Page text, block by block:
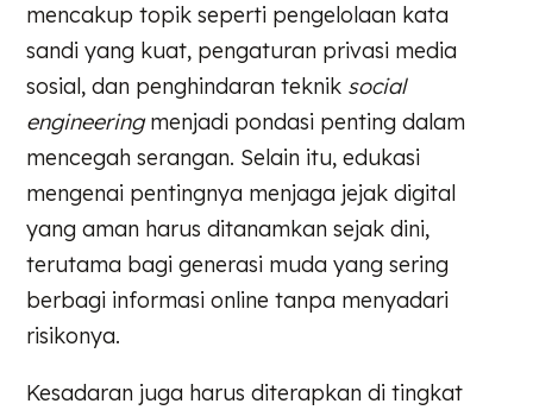
mencakup topik seperti pengelolaan kata
sandi yang kuat, pengaturan privasi media
sosial, dan penghindaran teknik social
engineeringmenjadi pondasi penting dalam
mencegah serangan. Selain itu, edukasi
mengenai pentingnya menjaga jejak digital
yang aman harus ditanamkan sejak dini,
terutama bagi generasi muda yang sering
berbagi informasi online tanpa menyadari
risikonya.
Kesadaran juga harus diterapkan di tingkat